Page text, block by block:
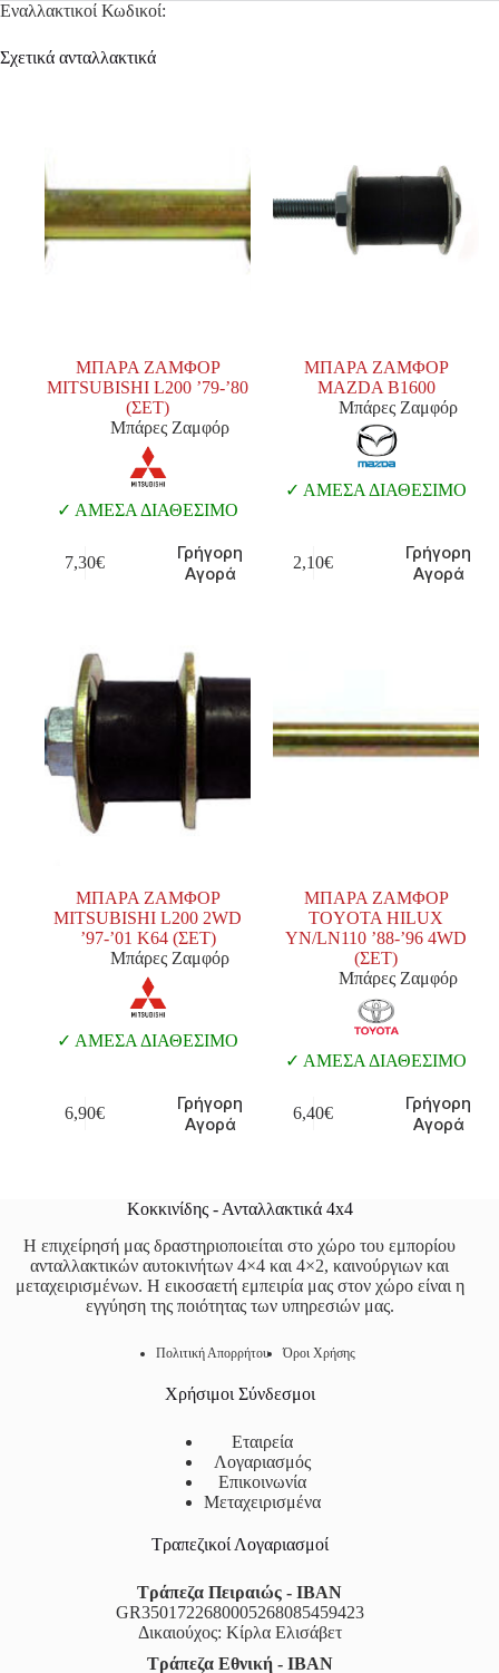
Εναλλακτικοί Κωδικοί:
Σχετικά ανταλλακτικά
ΜΠΑΡΑ ΖΑΜΦΟΡ
MITSUBISHI L200 ’79-’80
(ΣΕΤ)
Μπάρες Ζαμφόρ
ΑΜΕΣΑ ΔΙΑΘΕΣΙΜΟ
7,30€
Γρήγορη
Αγορά
ΜΠΑΡΑ ΖΑΜΦΟΡ
MAZDA B1600
Μπάρες Ζαμφόρ
ΑΜΕΣΑ ΔΙΑΘΕΣΙΜΟ
2,10€
Γρήγορη
Αγορά
ΜΠΑΡΑ ΖΑΜΦΟΡ
MITSUBISHI L200 2WD
’97-’01 K64 (ΣΕΤ)
Μπάρες Ζαμφόρ
ΑΜΕΣΑ ΔΙΑΘΕΣΙΜΟ
6,90€
Γρήγορη
Αγορά
ΜΠΑΡΑ ΖΑΜΦΟΡ
TOYOTA HILUX
YN/LΝ110 ’88-’96 4WD
(ΣΕΤ)
Μπάρες Ζαμφόρ
ΑΜΕΣΑ ΔΙΑΘΕΣΙΜΟ
6,40€
Γρήγορη
Αγορά
Κοκκινίδης - Ανταλλακτικά 4x4
Η επιχείρησή μας δραστηριοποιείται στο χώρο του εμπορίου
ανταλλακτικών αυτοκινήτων 4×4 και 4×2, καινούργιων και
μεταχειρισμένων. Η εικοσαετή εμπειρία μας στον χώρο είναι η
εγγύηση της ποιότητας των υπηρεσιών μας.
Πολιτική Απορρήτου Όροι Χρήσης
Χρήσιμοι Σύνδεσμοι
Εταιρεία
Λογαριασμός
Επικοινωνία
Μεταχειρισμένα
Τραπεζικοί Λογαριασμοί
Τράπεζα Πειραιώς - IBAN
GR3501722680005268085459423
Δικαιούχος: Κίρλα Ελισάβετ
Τράπεζα Εθνική - IBAN